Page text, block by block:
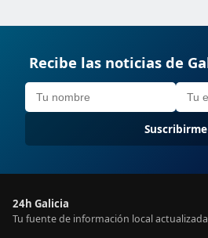
Recibe las noticias de
Suscribirme
24h Galicia
Tu fuente de información local